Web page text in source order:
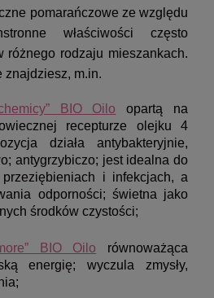
pomarańczowe ze względu
właściwości często
różnego rodzaju mieszankach.
znajdziesz, m.in.
BIO Oilo opartą na
recepturze olejku 4
działa antybakteryjnie,
antygrzybiczo; jest idealna do
i infekcjach, a
odporności; świetna jako
środków czystości;
BIO Oilo równoważąca
energię; wyczula zmysły,